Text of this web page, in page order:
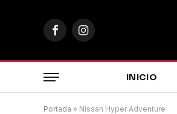
FacebookInstagram
INICIO
Portada » Nissan Hyper Adventure